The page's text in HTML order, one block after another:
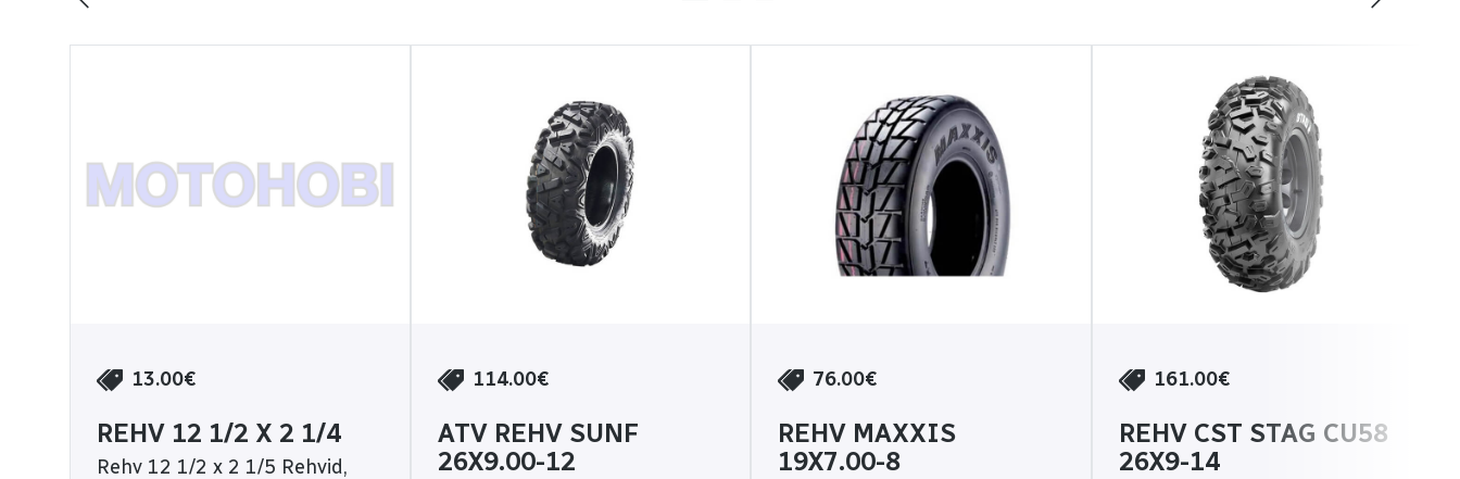
13.00€
REHV 12 1/2 X 2 1/4
Rehv 12 1/2 x 2 1/5 Rehvid,
114.00€
ATV REHV SUNF
26X9.00-12
76.00€
REHV MAXXIS
19X7.00-8
161.00€
REHV CST STAG CU58
26X9-14